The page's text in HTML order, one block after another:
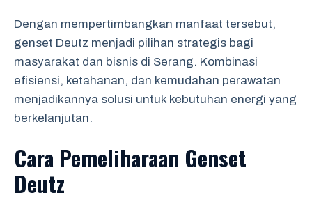
Dengan mempertimbangkan manfaat tersebut,
genset Deutz menjadi pilihan strategis bagi
masyarakat dan bisnis di Serang. Kombinasi
efisiensi, ketahanan, dan kemudahan perawatan
menjadikannya solusi untuk kebutuhan energi yang
berkelanjutan.
Cara Pemeliharaan Genset
Deutz